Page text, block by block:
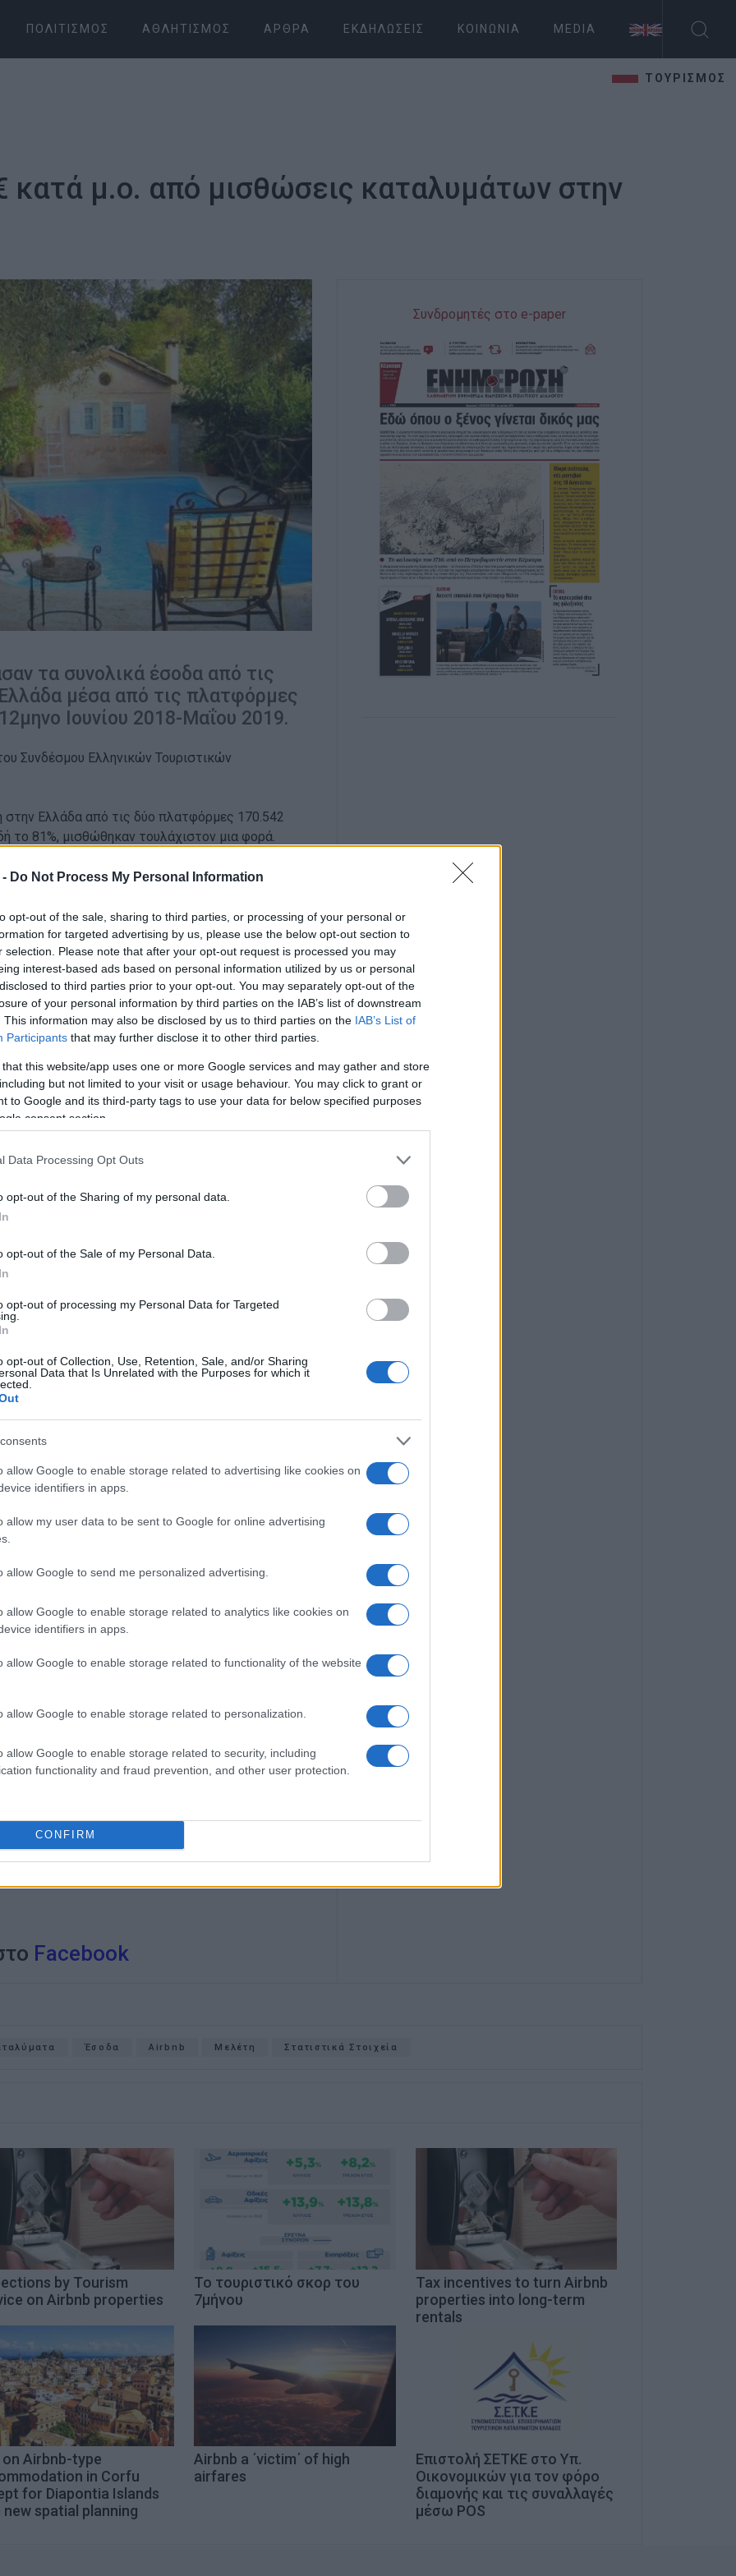
Do Not Process My Personal Information
opt-out of the sale, sharing to third parties, or processing of your personal or
for targeted advertising by us, please use the below opt-out section to
selection. Please note that after your opt-out request is processed you may
interest-based ads based on personal information utilized by us or personal
to third parties prior to your opt-out. You may separately opt-out of the
of your personal information by third parties on the IAB’s list of downstream
This information may also be disclosed by us to third parties on the IAB’s List of
Participants that may further disclose it to other third parties.
that this website/app uses one or more Google services and may gather and store
but not limited to your visit or usage behaviour. You may click to grant or
to Google and its third-party tags to use your data for below specified purposes
consent section.
Data Processing Opt Outs
opt-out of the Sharing of my personal data.
opt-out of the Sale of my Personal Data.
opt-out of processing my Personal Data for Targeted
opt-out of Collection, Use, Retention, Sale, and/or Sharing
Data that Is Unrelated with the Purposes for which it
allow Google to enable storage related to advertising like cookies on
identifiers in apps.
allow my user data to be sent to Google for online advertising
allow Google to send me personalized advertising.
allow Google to enable storage related to analytics like cookies on
identifiers in apps.
allow Google to enable storage related to functionality of the website
allow Google to enable storage related to personalization.
allow Google to enable storage related to security, including
functionality and fraud prevention, and other user protection.
CONFIRM
ΠΟΛΙΤΙΣΜΌΣ ΑΘΛΗΤΙΣΜΌΣ ΆΡΘΡΑ ΕΚΔΗΛΏΣΕΙΣ ΚΟΙΝΩΝΊΑ MEDIA
ΤΟΥΡΙΣΜΟΣ
κατά μ.ο. από μισθώσεις καταλυμάτων στην
τα συνολικά έσοδα από τις
μέσα από τις πλατφόρμες
Ιουνίου 2018-Μαΐου 2019.
Συνδέσμου Ελληνικών Τουριστικών
Ελλάδα από τις δύο πλατφόρμες 170.542
το 81%, μισθώθηκαν τουλάχιστον μια φορά.
ενώ στα υπόλοιπα 16.197 υπήρχαν
καταλύματος. Από τα 1,15 δισ. ευρώ συνολικών
αυτόνομα καταλύματα. Για τα καταλύματα αυτά, η
στα 146 ευρώ, το ημερήσιο έσοδο ανά
έσοδο σε 8.912 ευρώ. Ας σημειωθεί πως οι
της αγοράς βραχυχρόνιων μισθώσεων, ενώ
διαμονή το 2018 εκτιμάται ότι ανήλθε σε 9,9
μισθώσεων επιβάλει πλέον την ανάγκη
ευκαιρία τα τελευταία χρόνια έχοντας
διεθνώς σε ότι αφορά τους τρόπους
καταλυμάτων από τουρίστες μέσω
πολλαπλές επιπτώσεις, τόσο εντός του
του συχνά αθέμιτου ανταγωνισμού προς τις
όσο και εκτός αυτής, δημιουργώντας
κατοίκους από ολόκληρες περιοχές,
τα ενοίκια, προκαλώντας έλλειψη στέγης σε
Ιούνιος 2018-Μάϊος 2019, για τα αυτόνομα
οι μισθώσεις μέσω Airbnb και HomeAway,
Ελλάδα με ελαφρά μικρότερη ένταση κατά τη
καλοκαιριού και έπειτα αναμενόμενη πτώση και
να έρχεται πάλι από την άνοιξη και έπειτα. Η
του 2018 με 68% και ακολουθούν ο Ιούλιος με
στα 172 ευρώ, ακολούθησε ο Αύγουστος
λόγω της υψηλότερης πληρότητας, το ημερήσιο
τον Αύγουστο, στα 116 ευρώ και ακολούθησαν ο
περιοχών της Ελλάδας, ως προς τη
Επιγραμματικά, η Σαντορίνη εμφάνισε τη
καταλύματα και ακολούθησαν η Αθήνα με 60%
στα 341 ευρώ, ενώ την πρώτη θέση είχε η
η Μέση Τιμή Καταλύματος στην Αθήνα είναι
παρουσιάζει η Θεσσαλονίκη με 45 ευρώ.
η Σαντορίνη με 31.734 ευρώ και ακολούθησε
Facebook
Συνδρομητές στο e-paper
Έσοδα Airbnb Μελέτη Στατιστικά Στοιχεία
by Tourism
on Airbnb properties
Το τουριστικό σκορ του
7μήνου
Tax incentives to turn Airbnb
properties into long-term
rentals
on Airbnb-type
in Corfu
for Diapontia Islands
spatial planning
Airbnb a ΄victim΄ of high
airfares
Επιστολή ΣΕΤΚΕ στο Υπ.
Οικονομικών για τον φόρο
διαμονής και τις συναλλαγές
μέσω POS